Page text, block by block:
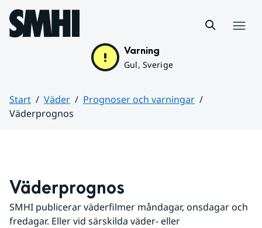
Hoppa till sidans innehåll
Varning
Gul, Sverige
Start Väder
Prognoser och varningar
Väderprognos
Väderprognos
SMHI publicerar väderfilmer måndagar, onsdagar och
fredagar. Eller vid särskilda väder- eller